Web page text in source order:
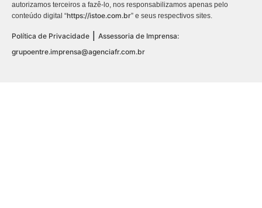
autorizamos terceiros a fazê-lo, nos responsabilizamos apenas pelo
conteúdo digital “https://istoe.com.br” e seus respectivos sites.
Política de Privacidade
Assessoria de Imprensa:
grupoentre.imprensa@agenciafr.com.br